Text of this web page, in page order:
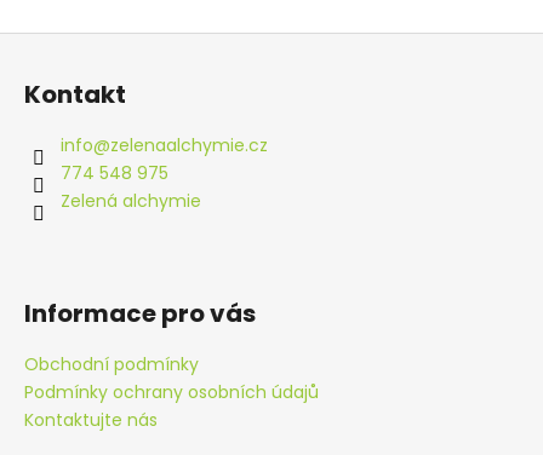
Z
Kontakt
info@zelenaalchymie.cz
774 548 975
Zelená alchymie
Informace pro vás
Obchodní podmínky
Podmínky ochrany osobních údajů
Kontaktujte nás